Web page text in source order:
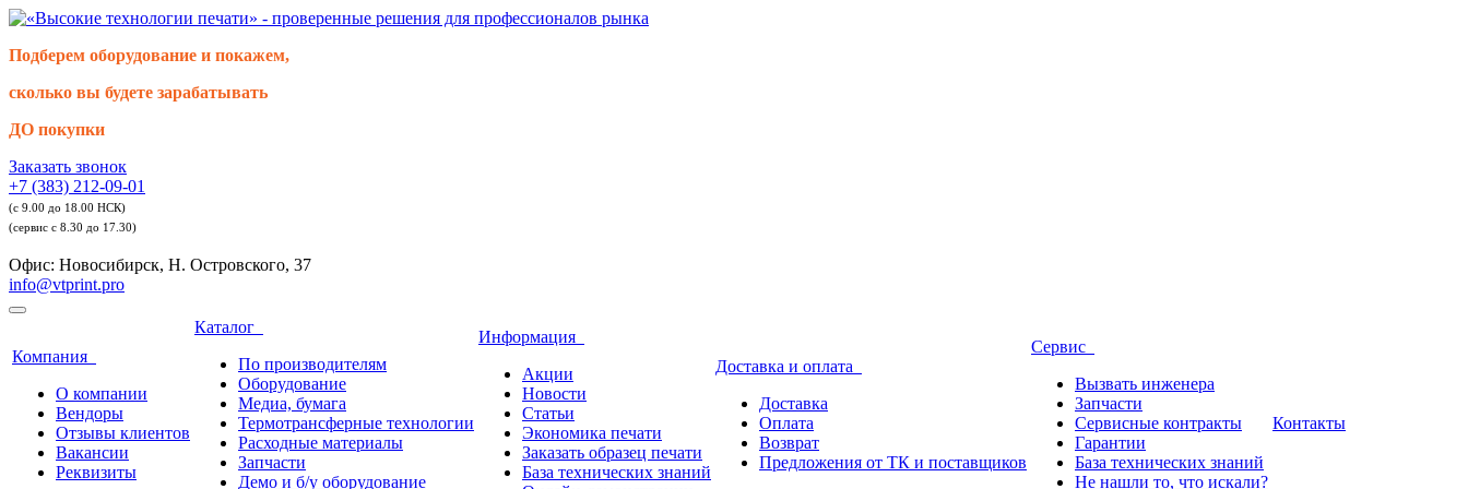
Подберем оборудование и покажем,
сколько вы будете зарабатывать
ДО покупки
Заказать звонок
+7 (383) 212-09-01
(с 9.00 до 18.00 НСК)
(сервис с 8.30 до 17.30)
Офис: Новосибирск, Н. Островского, 37
info@vtprint.pro
Компания
О компании
Вендоры
Отзывы клиентов
Вакансии
Реквизиты
Каталог
По производителям
Оборудование
Медиа, бумага
Термотрансферные технологии
Расходные материалы
Запчасти
Демо и б/у оборудование
Информация
Акции
Новости
Статьи
Экономика печати
Заказать образец печати
База технических знаний
Доставка и оплата
Доставка
Оплата
Возврат
Предложения от ТК и поставщиков
Сервис
Вызвать инженера
Запчасти
Сервисные контракты
Гарантии
База технических знаний
Не нашли то, что искали?
Контакты